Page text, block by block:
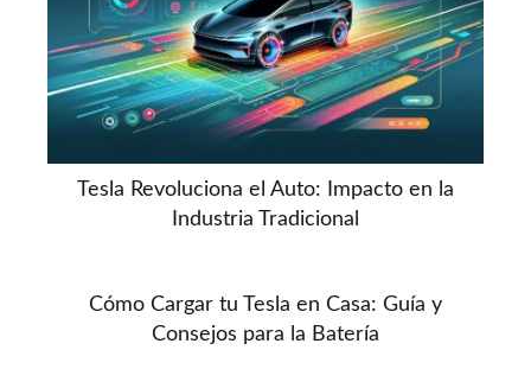
Tesla Revoluciona el Auto: Impacto en la
Industria Tradicional
Cómo Cargar tu Tesla en Casa: Guía y
Consejos para la Batería